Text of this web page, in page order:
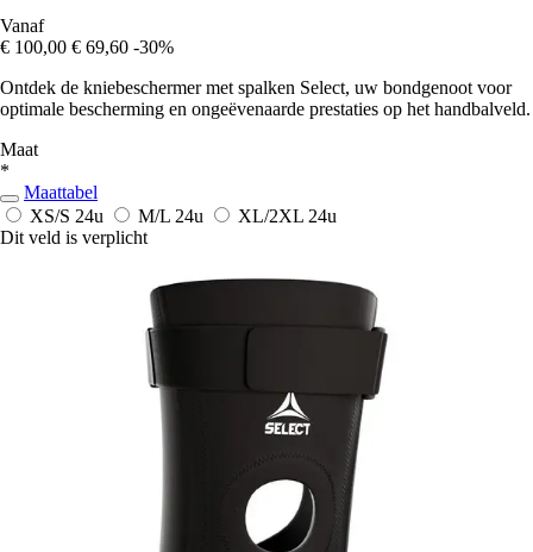
Vanaf
€ 100,00 € 69,60 -30%
Ontdek de kniebeschermer met spalken Select, uw bondgenoot voor
optimale bescherming en ongeëvenaarde prestaties op het handbalveld.
Maat
*
Maattabel
XS/S 24u M/L 24u XL/2XL 24u
Dit veld is verplicht